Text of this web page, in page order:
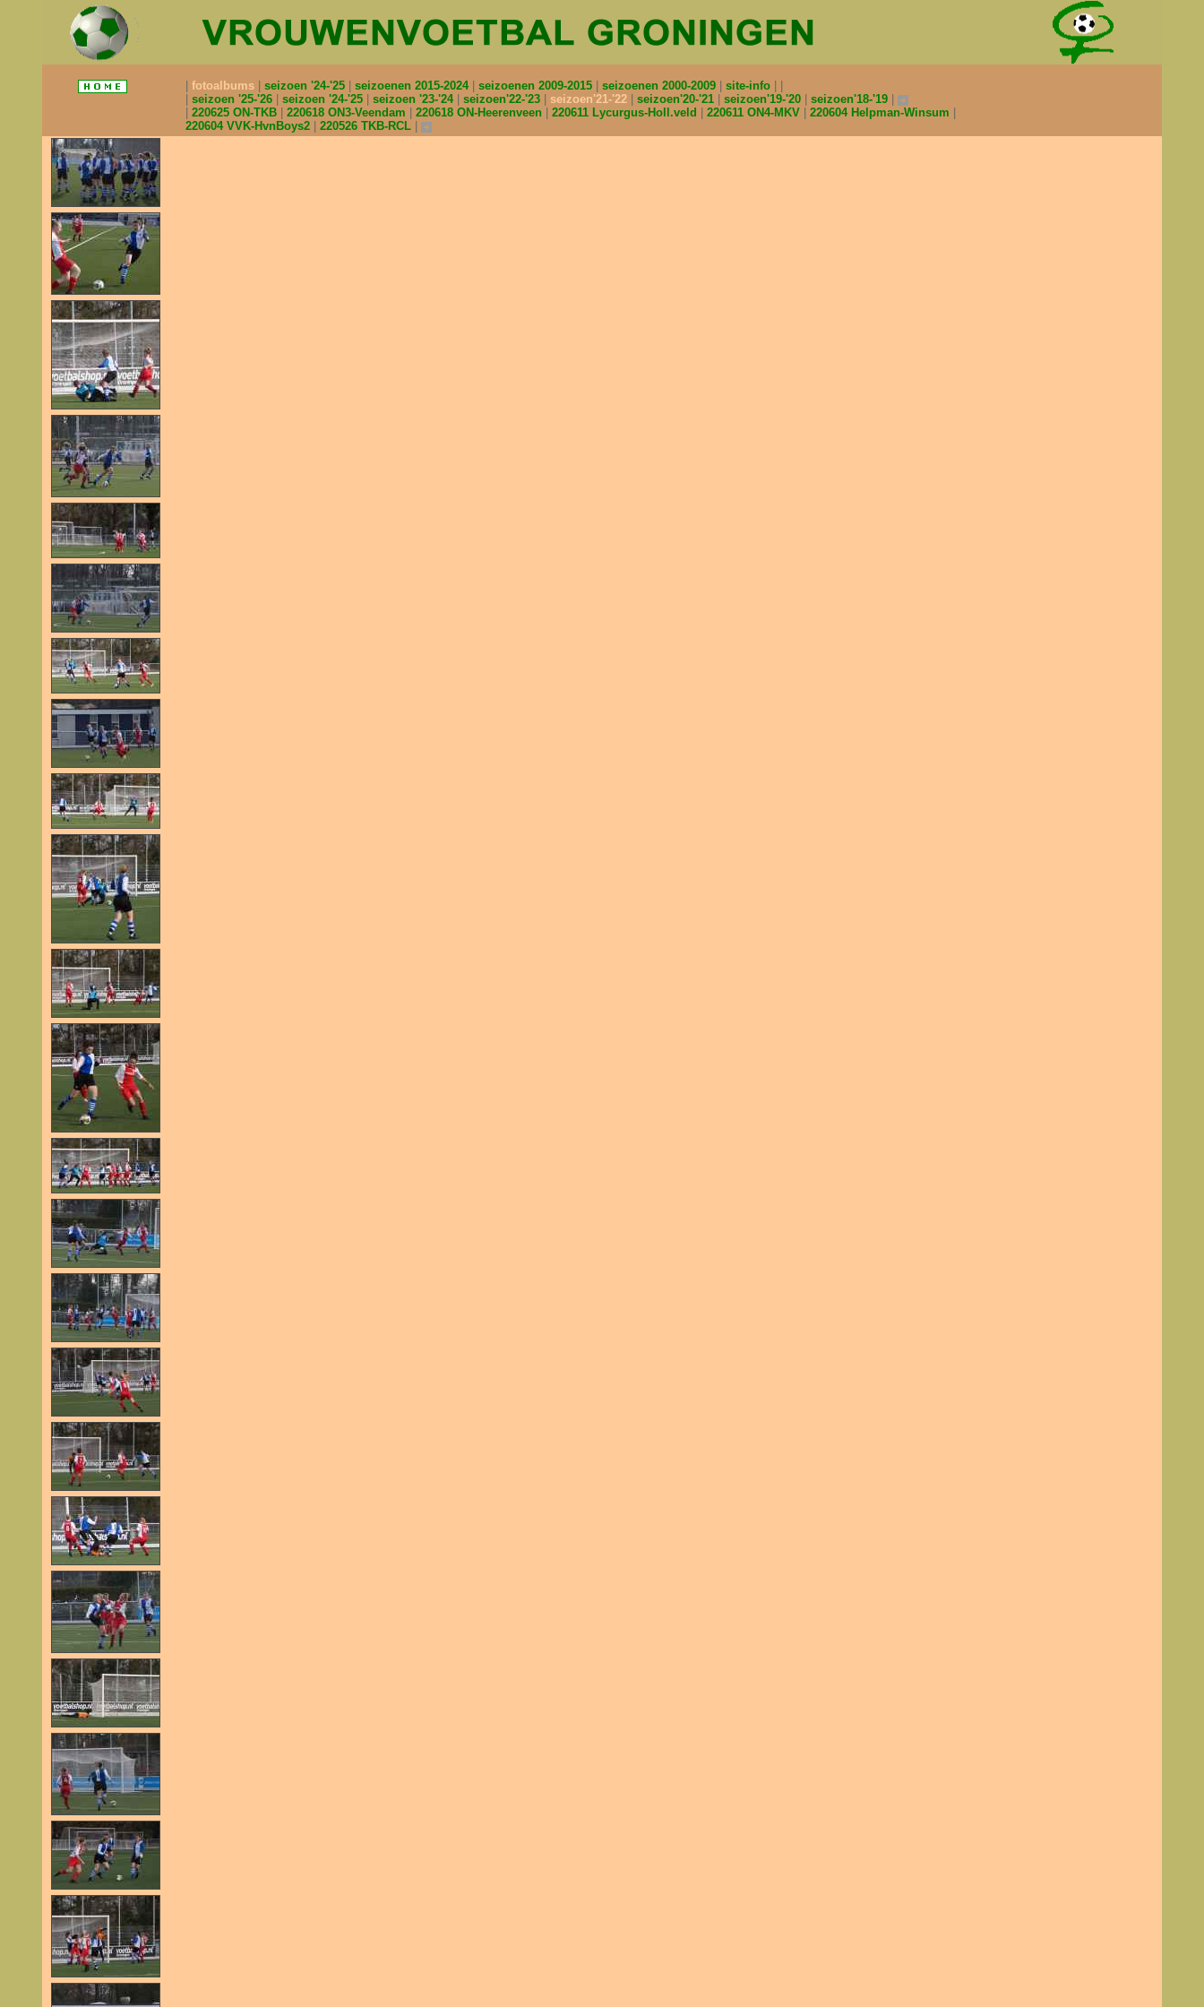
fotoalbums seizoen '24-'25 seizoenen 2015-2024 seizoenen 2009-2015 seizoenen 2000-2009
site-info
seizoen '25-'26
seizoen '24-'25 seizoen '23-'24 seizoen'22-'23 seizoen'21-'22 seizoen'20-'21 seizoen'19-'20
seizoen'18-'19
220625 ON-TKB
220618 ON3-Veendam 220618 ON-Heerenveen 220611 Lycurgus-Holl.veld 220611 ON4-MKV
220604 Helpman-Winsum
220604 VVK-HvnBoys2
220526 TKB-RCL